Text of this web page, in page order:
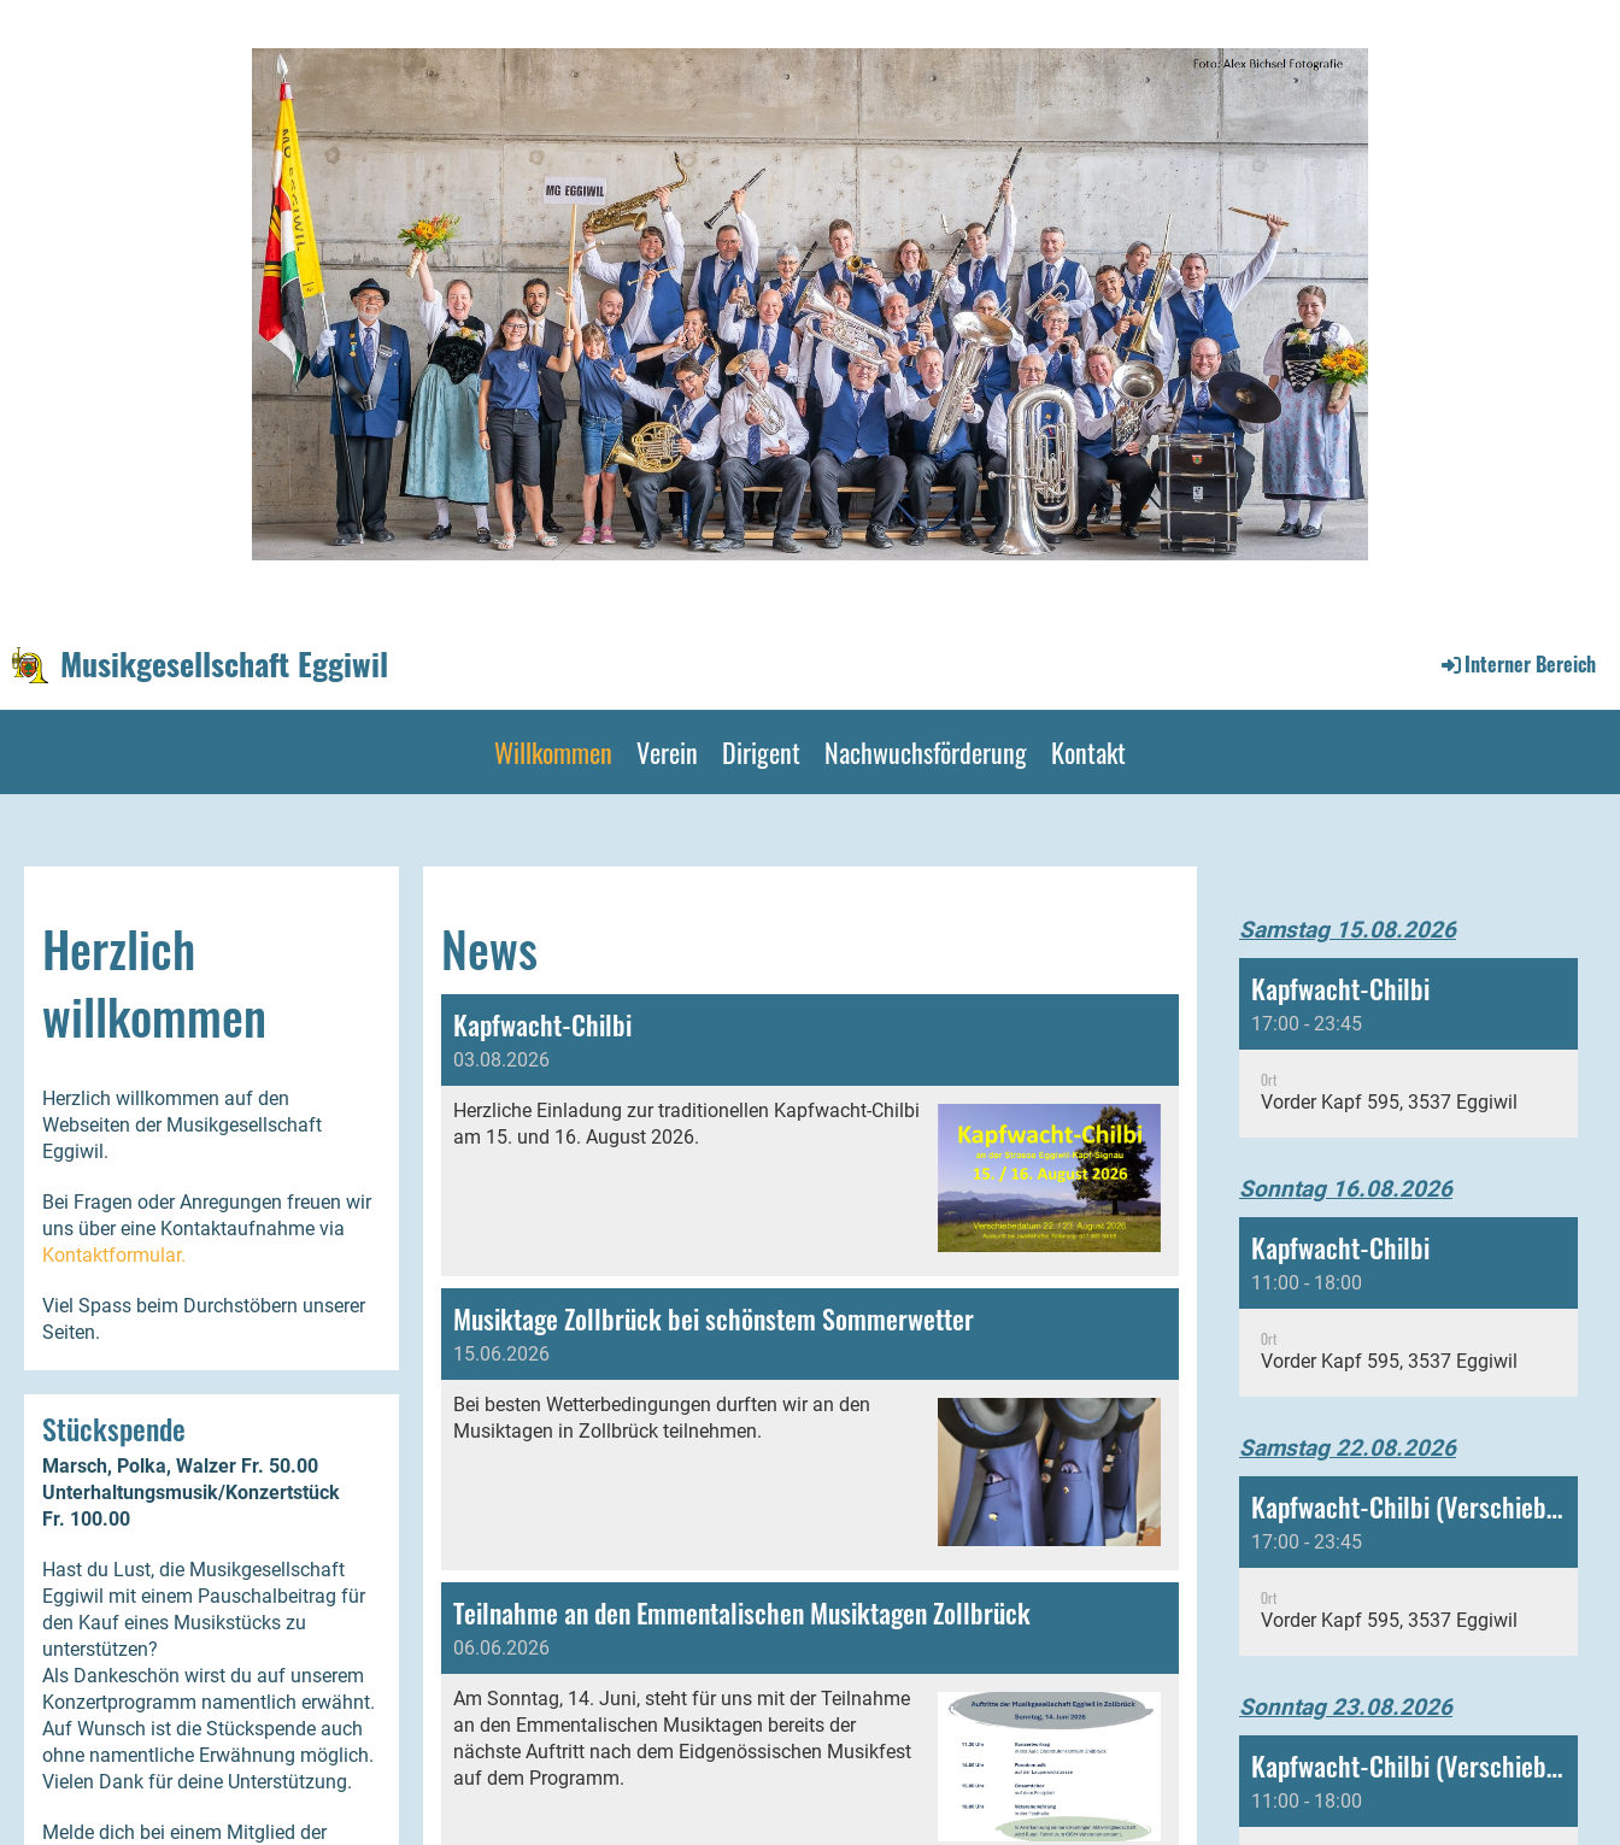
Musikgesellschaft Eggiwil Interner Bereich
Willkommen Verein Dirigent Nachwuchsförderung Kontakt
Herzlich
willkommen
Herzlich willkommen auf den
Webseiten der Musikgesellschaft
Eggiwil.
Bei Fragen oder Anregungen freuen wir
uns über eine Kontaktaufnahme via
Kontaktformular.
Viel Spass beim Durchstöbern unserer
Seiten.
Stückspende
Marsch, Polka, Walzer Fr. 50.00
Unterhaltungsmusik/Konzertstück
Fr. 100.00
Hast du Lust, die Musikgesellschaft
Eggiwil mit einem Pauschalbeitrag für
den Kauf eines Musikstücks zu
unterstützen?
Als Dankeschön wirst du auf unserem
Konzertprogramm namentlich erwähnt.
Auf Wunsch ist die Stückspende auch
ohne namentliche Erwähnung möglich.
Vielen Dank für deine Unterstützung.
Melde dich bei einem Mitglied der
News
Kapfwacht-Chilbi
03.08.2026
Herzliche Einladung zur traditionellen Kapfwacht-Chilbi
am 15. und 16. August 2026.
Musiktage Zollbrück bei schönstem Sommerwetter
15.06.2026
Bei besten Wetterbedingungen durften wir an den
Musiktagen in Zollbrück teilnehmen.
Teilnahme an den Emmentalischen Musiktagen Zollbrück
06.06.2026
Am Sonntag, 14. Juni, steht für uns mit der Teilnahme
an den Emmentalischen Musiktagen bereits der
nächste Auftritt nach dem Eidgenössischen Musikfest
auf dem Programm.
Samstag 15.08.2026
Kapfwacht-Chilbi
17:00 - 23:45
Ort
Vorder Kapf 595, 3537 Eggiwil
Sonntag 16.08.2026
Kapfwacht-Chilbi
11:00 - 18:00
Ort
Vorder Kapf 595, 3537 Eggiwil
Samstag 22.08.2026
Kapfwacht-Chilbi (Verschiebung)
17:00 - 23:45
Ort
Vorder Kapf 595, 3537 Eggiwil
Sonntag 23.08.2026
Kapfwacht-Chilbi (Verschiebung)
11:00 - 18:00